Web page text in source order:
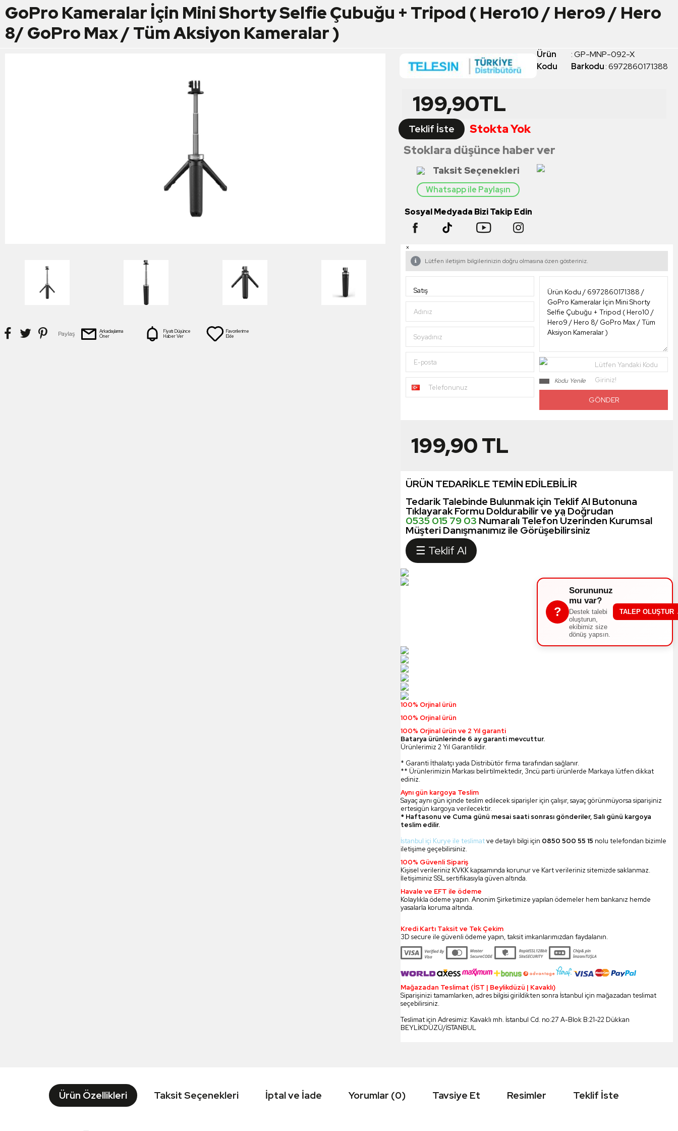
GoPro Kameralar İçin Mini Shorty Selfie Çubuğu + Tripod ( Hero10 / Hero9 / Hero
8/ GoPro Max / Tüm Aksiyon Kameralar )
Paylaş
Arkadaşlarına
Öner
Fiyatı Düşünce
Haber Ver
Favorilerime
Ekle
Ürün
Kodu
:GP-MNP-092-X
Barkodu:6972860171388
199,90TL
Teklif İste
Stokta Yok
Stoklara düşünce haber ver
Taksit Seçenekleri
Whatsapp ile Paylaşın
Sosyal Medyada Bizi Takip Edin
×
Lütfen iletişim bilgilerinizin doğru olmasına özen gösteriniz.
Adınız
Soyadınız
E-posta
Telefonunuz
Lütfen Yandaki Kodu
Giriniz!
Kodu Yenile
199,90TL
ÜRÜN TEDARİKLE TEMİN EDİLEBİLİR
Tedarik Talebinde Bulunmak için Teklif Al Butonuna
Tıklayarak Formu Doldurabilir ve ya Doğrudan
0535 015 79 03 Numaralı Telefon Üzerinden Kurumsal
Müşteri Danışmanımız ile Görüşebilirsiniz
☰ Teklif Al
?
Sorununuz
mu var?
Destek talebi
oluşturun,
ekibimiz size
dönüş yapsın.
TALEP OLUŞTUR
100% Orjinal ürün
100% Orjinal ürün
100% Orjinal ürün ve 2 Yıl garanti
Batarya ürünlerinde 6 ay garanti mevcuttur.
Ürünlerimiz 2 Yıl Garantilidir.
* Garanti İthalatçı yada Distribütör firma tarafından sağlanır.
** Ürünlerimizin Markası belirtilmektedir, 3ncü parti ürünlerde Markaya lütfen dikkat
ediniz.
Aynı gün kargoya Teslim
Sayaç aynı gün içinde teslim edilecek siparişler için çalışır, sayaç görünmüyorsa siparişiniz
ertesigün kargoya verilecektir.
* Haftasonu ve Cuma günü mesai saati sonrası gönderiler, Salı günü kargoya
teslim edilir.
İstanbul içi Kurye ile teslimatve detaylı bilgi için 0850 500 55 15 nolu telefondan bizimle
iletişime geçebilirsiniz.
100% Güvenli Sipariş
Kişisel verileriniz KVKK kapsamında korunur ve Kart verileriniz sitemizde saklanmaz.
İletişiminiz SSL sertifikasıyla güven altında.
Havale ve EFT ile ödeme
Kolaylıkla ödeme yapın. Anonim Şirketimize yapılan ödemeler hem bankanız hemde
yasalarla koruma altında.
Kredi Kartı Taksit ve Tek Çekim
3D secure ile güvenli ödeme yapın, taksit imkanlarımızdan faydalanın.
Mağazadan Teslimat (İST | Beylikdüzü | Kavaklı)
Siparişinizi tamamlarken, adres bilgisi girildikten sonra İstanbul için mağazadan teslimat
seçebilirsiniz.
Teslimat için Adresimiz: Kavaklı mh. İstanbul Cd. no:27 A-Blok B:21-22 Dükkan
BEYLİKDÜZÜ/İSTANBUL
Ürün Özellikleri Taksit Seçenekleri İptal ve İade Yorumlar (0) Tavsiye Et Resimler Teklif İste